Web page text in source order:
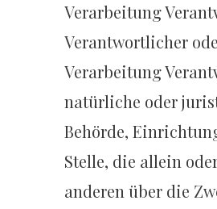
Verarbeitung
Verantwortlicher
Verarbeitung
natürliche oder
Behörde,
Stelle, die allein
anderen über die